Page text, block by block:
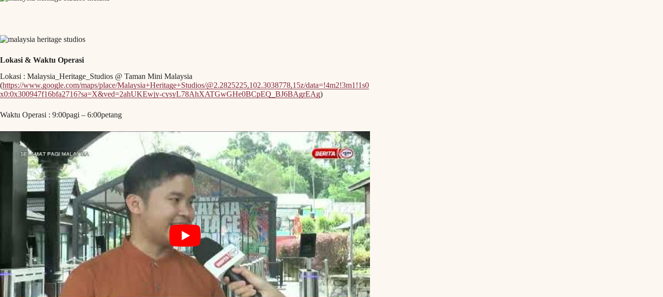
Lokasi & Waktu Operasi
Lokasi : Malaysia_Heritage_Studios @ Taman Mini Malaysia
(https://www.google.com/maps/place/Malaysia+Heritage+Studios/@2.2825225,102.3038778,15z/data=!4m2!3m1!1s0
x0:0x300947f16bfa2716?sa=X&ved=2ahUKEwjy-cysyL78AhXATGwGHe0BCpEQ_BJ6BAgrEAg)
Waktu Operasi : 9:00pagi – 6:00petang